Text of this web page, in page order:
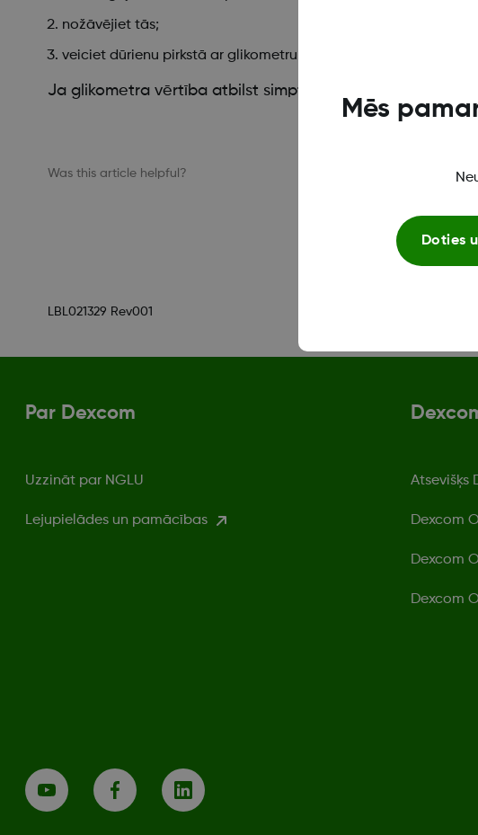
nožāvējiet tās;
veiciet dūrienu pirkstā ar glikometru.
Ja glikometra vērtība atbilst simptomiem, ārstēšanas
Was this article helpful?
LBL021329 Rev001
Par Dexcom
Uzzināt par NGLU
Lejupielādes un pamācības
Atsevišķs
Dexcom
Dexcom
Dexcom
Mēs
Doties